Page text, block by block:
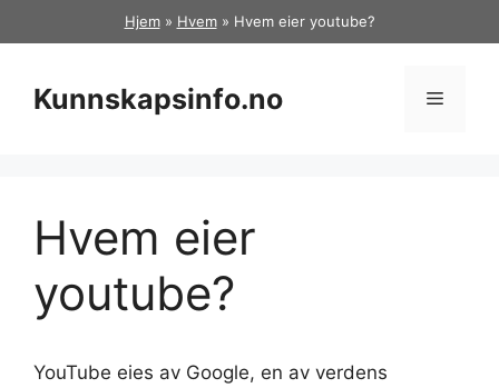
til
Hjem» Hvem» Hvem eier youtube?
Kunnskapsinfo.no Meny
Hvem eier
youtube?
YouTube eies av Google, en av verdens